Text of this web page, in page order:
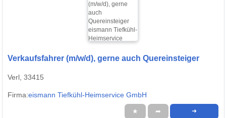
Verkaufsfahrer (m/w/d), gerne auch Quereinsteiger
Verl, 33415
Firma:eismann Tiefkühl-Heimservice GmbH
★ ➦ ➜